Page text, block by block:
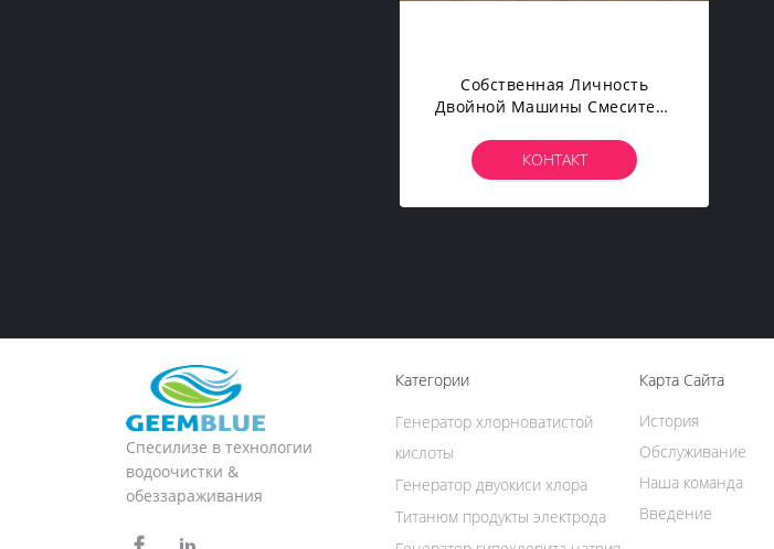
Собственная Личность
Двойной Машины Смесителя
1m3 Электрическая Нагружая
Конкретный Смеситель
КОНТАКТ
Спесилизе в технологии
водоочистки &
обеззараживания
Категории
Генератор хлорноватистой
кислоты
Генератор двуокиси хлора
Титанюм продукты электрода
Карта Сайта
Введение
История
Обслуживание
Наша команда